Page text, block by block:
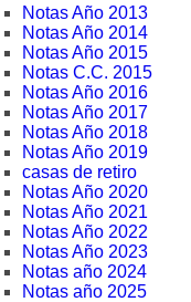
Notas Año 2013
Notas Año 2014
Notas Año 2015
Notas C.C. 2015
Notas Año 2016
Notas Año 2017
Notas Año 2018
Notas Año 2019
casas de retiro
Notas Año 2020
Notas Año 2021
Notas Año 2022
Notas Año 2023
Notas año 2024
Notas año 2025